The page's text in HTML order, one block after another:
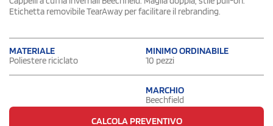
Etichetta removibile TearAway per facilitare il rebranding.
MATERIALE
Poliestere riciclato
MINIMO ORDINABILE
10 pezzi
MARCHIO
Beechfield
CALCOLA PREVENTIVO